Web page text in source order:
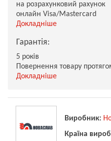
на розрахунковий рахунок
онлайн Visa/Mastercard
Докладніше
Гарантія:
5 років
Повернення товару
Докладніше
Виробник:
Країна